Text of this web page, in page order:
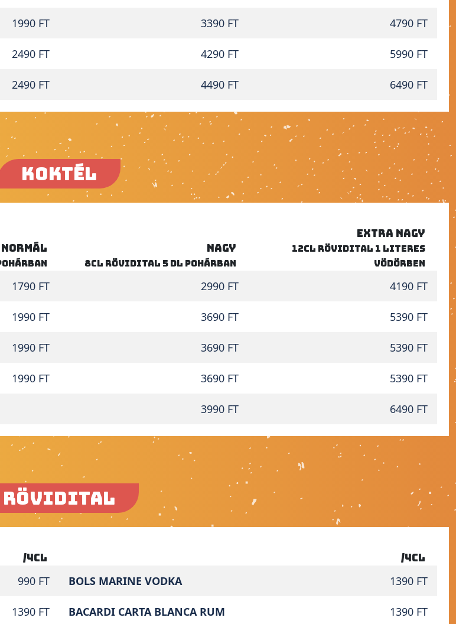
1990 FT 3390 FT 4790 FT
2490 FT 4290 FT 5990 FT
2490 FT 4490 FT 6490 FT
KOKTÉL
NORMÁL NAGY
8cl rövidital 5 dl pohárban
EXTRA NAGY
12cl rövidital 1 literes
vödörben
1790 FT 2990 FT 4190 FT
1990 FT 3690 FT 5390 FT
1990 FT 3690 FT 5390 FT
1990 FT 3690 FT 5390 FT
3990 FT 6490 FT
RÖVIDITAL
/4cl /4cl
990 FT BOLS MARINE VODKA 1390 FT
1390 FT BACARDI CARTA BLANCA RUM 1390 FT